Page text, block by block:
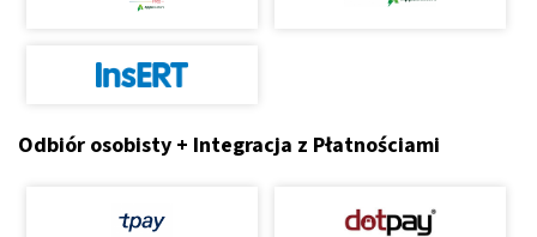
Odbiór osobisty + Integracja z Płatnościami